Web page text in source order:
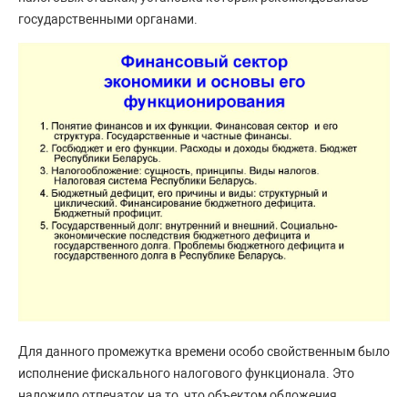
государственными органами.
Для данного промежутка времени особо свойственным было
исполнение фискального налогового функционала. Это